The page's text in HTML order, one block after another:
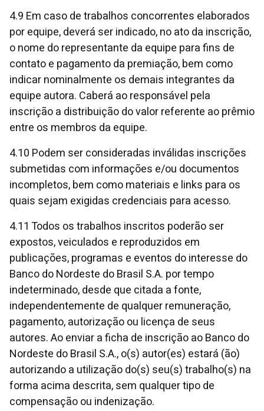
4.9 Em caso de trabalhos concorrentes elaborados
por equipe, deverá ser indicado, no ato da inscrição,
o nome do representante da equipe para fins de
contato e pagamento da premiação, bem como
indicar nominalmente os demais integrantes da
equipe autora. Caberá ao responsável pela
inscrição a distribuição do valor referente ao prêmio
entre os membros da equipe.
4.10 Podem ser consideradas inválidas inscrições
submetidas com informações e/ou documentos
incompletos, bem como materiais e links para os
quais sejam exigidas credenciais para acesso.
4.11 Todos os trabalhos inscritos poderão ser
expostos, veiculados e reproduzidos em
publicações, programas e eventos do interesse do
Banco do Nordeste do Brasil S.A. por tempo
indeterminado, desde que citada a fonte,
independentemente de qualquer remuneração,
pagamento, autorização ou licença de seus
autores. Ao enviar a ficha de inscrição ao Banco do
Nordeste do Brasil S.A., o(s) autor(es) estará (ão)
autorizando a utilização do(s) seu(s) trabalho(s) na
forma acima descrita, sem qualquer tipo de
compensação ou indenização.